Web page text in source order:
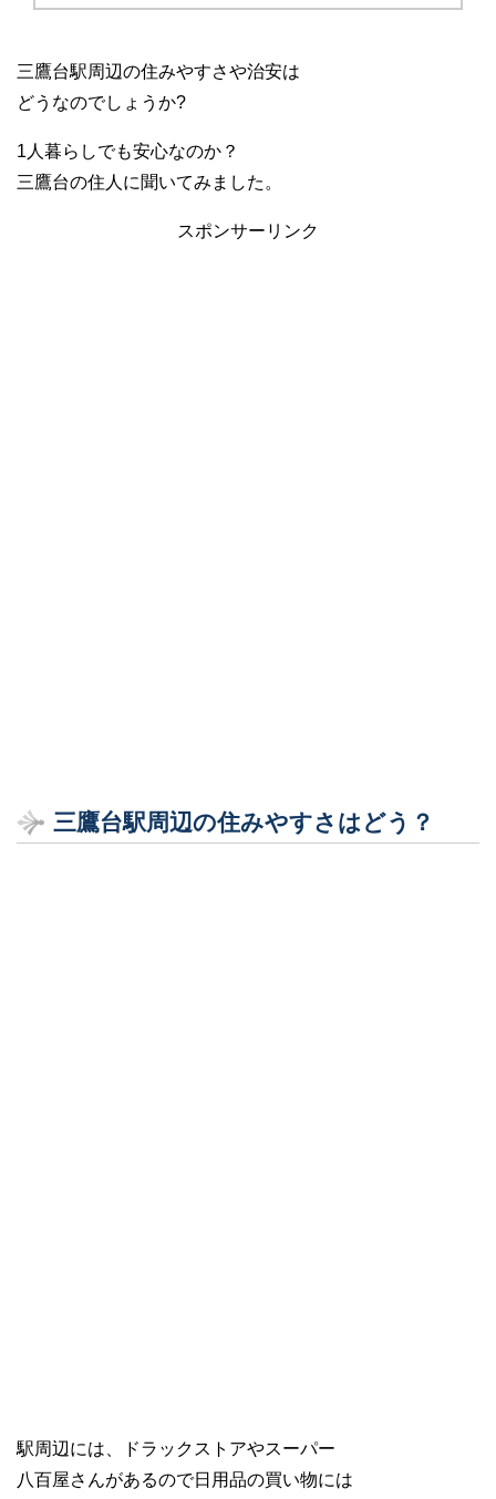
三鷹台駅周辺の住みやすさや治安は
どうなのでしょうか?
1人暮らしでも安心なのか？
三鷹台の住人に聞いてみました。
スポンサーリンク
三鷹台駅周辺の住みやすさはどう？
駅周辺には、ドラックストアやスーパー
八百屋さんがあるので日用品の買い物には